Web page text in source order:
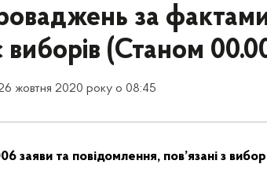
за
(Станом
жовтня 2020 року о 08:45
заяви та повідомлення, пов’язані з